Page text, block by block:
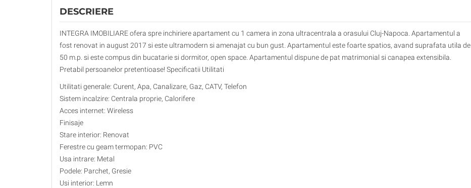
DESCRIERE
INTEGRA IMOBILIARE ofera spre inchiriere apartament cu 1 camera in zona ultracentrala a orasului Cluj-Napoca. Apartamentul a
fost renovat in august 2017 si este ultramodern si amenajat cu bun gust. Apartamentul este foarte spatios, avand suprafata utila de
50 m.p. si este compus din bucatarie si dormitor, open space. Apartamentul dispune de pat matrimonial si canapea extensibila.
Pretabil persoanelor pretentioase! Specificatii Utilitati
Utilitati generale: Curent, Apa, Canalizare, Gaz, CATV, Telefon
Sistem incalzire: Centrala proprie, Calorifere
Acces internet: Wireless
Finisaje
Stare interior: Renovat
Ferestre cu geam termopan: PVC
Usa intrare: Metal
Podele: Parchet, Gresie
Usi interior: Lemn